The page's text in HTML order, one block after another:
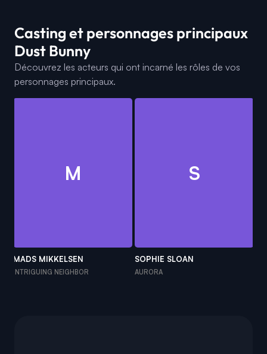
Casting et personnages principaux
Dust Bunny
Découvrez les acteurs qui ont incarné les rôles de vos
personnages principaux.
M
MADS MIKKELSEN
INTRIGUING NEIGHBOR
S
SOPHIE SLOAN
AURORA